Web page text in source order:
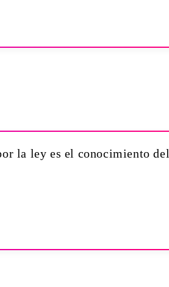
la ley es el conocimiento del